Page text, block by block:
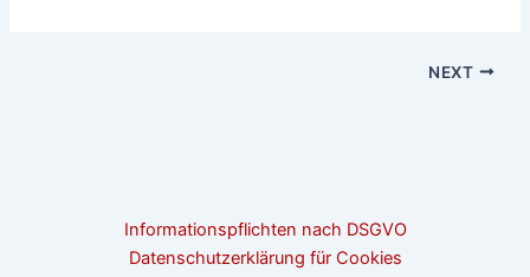
NEXT
Informationspflichten nach DSGVO
Datenschutzerklärung für Cookies